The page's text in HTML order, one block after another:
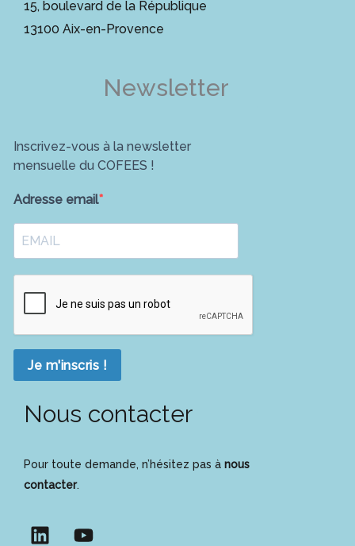
15, boulevard de la République
13100 Aix-en-Provence
Newsletter
Inscrivez-vous à la newsletter
mensuelle du COFEES !
Adresse email
Je m'inscris !
Nous contacter
Pour toute demande, n’hésitez pas à nous
contacter.